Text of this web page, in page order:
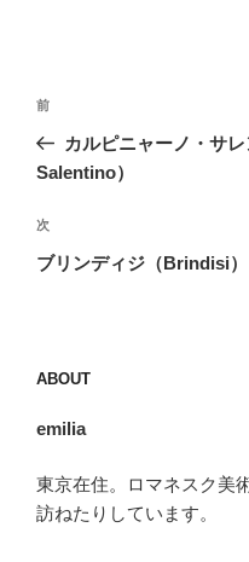
投
ナ
ゲ
ー
前
の
投
前
カルピニャーノ・サ
Salentino）
次
の
次
ブリンディジ（Brindisi）
ABOUT
emilia
東京在住。ロマネスク美
訪ねたりしています。